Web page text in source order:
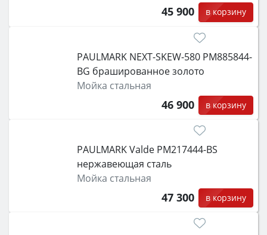
45 900 в корзину
PAULMARK NEXT-SKEW-580 PM885844-
BG брашированное золото
Мойка стальная
46 900 в корзину
PAULMARK Valde PM217444-BS
нержавеющая сталь
Мойка стальная
47 300 в корзину